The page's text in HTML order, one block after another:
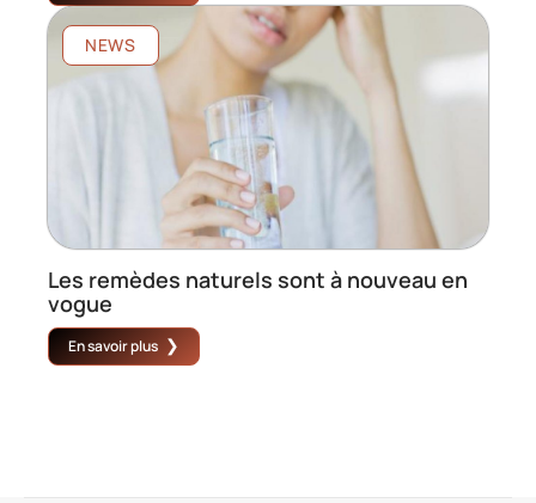
NEWS
Les remèdes naturels sont à nouveau en
vogue
En savoir plus